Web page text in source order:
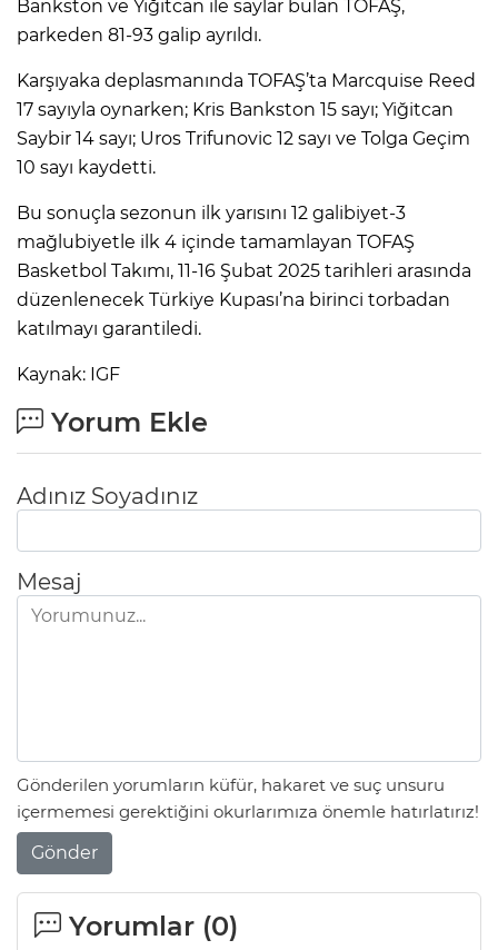
Bankston ve Yiğitcan ile saylar bulan TOFAŞ,
parkeden 81-93 galip ayrıldı.
Karşıyaka deplasmanında TOFAŞ’ta Marcquise Reed
17 sayıyla oynarken; Kris Bankston 15 sayı; Yiğitcan
Saybir 14 sayı; Uros Trifunovic 12 sayı ve Tolga Geçim
10 sayı kaydetti.
Bu sonuçla sezonun ilk yarısını 12 galibiyet-3
mağlubiyetle ilk 4 içinde tamamlayan TOFAŞ
Basketbol Takımı, 11-16 Şubat 2025 tarihleri arasında
düzenlenecek Türkiye Kupası’na birinci torbadan
katılmayı garantiledi.
Kaynak: IGF
Yorum Ekle
Adınız Soyadınız
Mesaj
Gönderilen yorumların küfür, hakaret ve suç unsuru
içermemesi gerektiğini okurlarımıza önemle hatırlatırız!
Gönder
Yorumlar (0)